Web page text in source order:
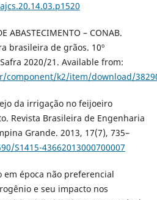
ABASTECIMENTO – CONAB.
brasileira de grãos. 10º
2020/21. Available from:
k2/item/download/
da irrigação no feijoeiro
Revista Brasileira de Engenharia
Grande. 2013, 17(7), 735–
S1415-43662013000700007
em época não preferencial
e seu impacto nos